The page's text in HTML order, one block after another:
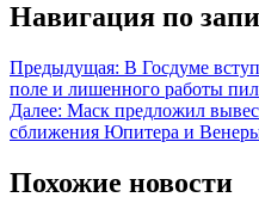
Навигация по
Предыдущая: В Госдуме
поле и лишенного работы
Далее: Маск предложил
сближения Юпитера и
Похожие новости